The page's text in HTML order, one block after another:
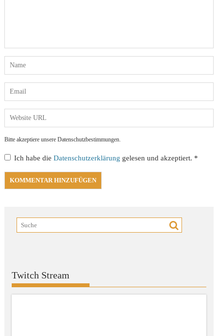
Bitte akzeptiere unsere Datenschutzbestimmungen.
Ich habe dieDatenschutzerklärung gelesen und akzeptiert. *
Twitch Stream